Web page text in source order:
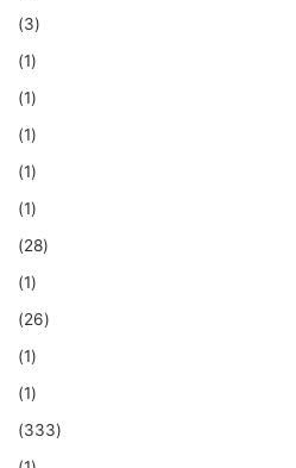
(3)
(1)
(1)
(1)
(1)
(1)
(28)
(1)
(26)
(1)
(1)
(333)